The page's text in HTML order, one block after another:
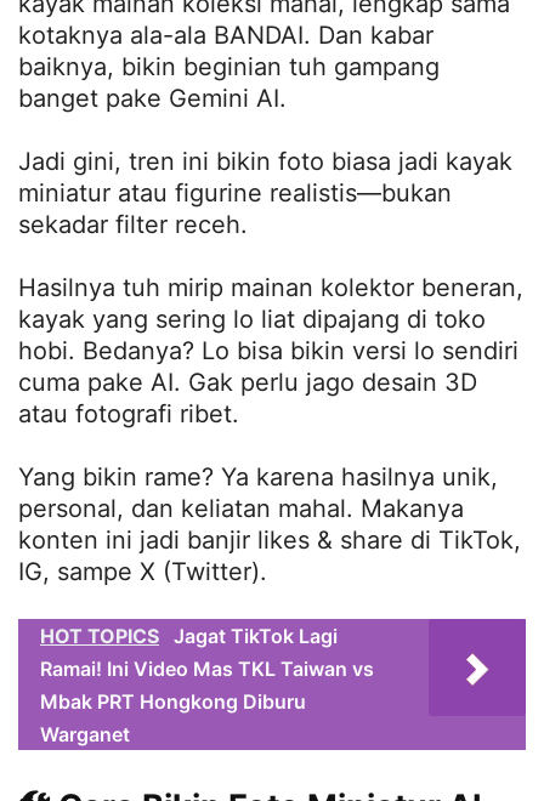
kotaknya ala-ala BANDAI. Dan kabar
baiknya, bikin beginian tuh gampang
banget pake Gemini AI.
Jadi gini, tren ini bikin foto biasa jadi kayak
miniatur atau figurine realistis—bukan
sekadar filter receh.
Hasilnya tuh mirip mainan kolektor beneran,
kayak yang sering lo liat dipajang di toko
hobi. Bedanya? Lo bisa bikin versi lo sendiri
cuma pake AI. Gak perlu jago desain 3D
atau fotografi ribet.
Yang bikin rame? Ya karena hasilnya unik,
personal, dan keliatan mahal. Makanya
konten ini jadi banjir likes & share di TikTok,
IG, sampe X (Twitter).
HOT TOPICS Jagat TikTok Lagi
Ramai! Ini Video Mas TKL Taiwan vs
Mbak PRT Hongkong Diburu
Warganet